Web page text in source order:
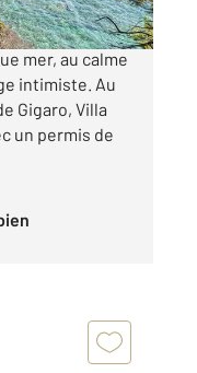
mer, au calme
intimiste. Au
Gigaro, Villa
un permis de